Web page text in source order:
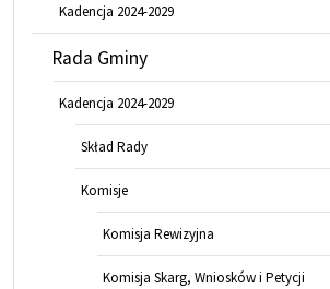
Kadencja 2024-2029
Rada Gminy
Kadencja 2024-2029
Skład Rady
Komisje
Komisja Rewizyjna
Komisja Skarg, Wniosków i Petycji